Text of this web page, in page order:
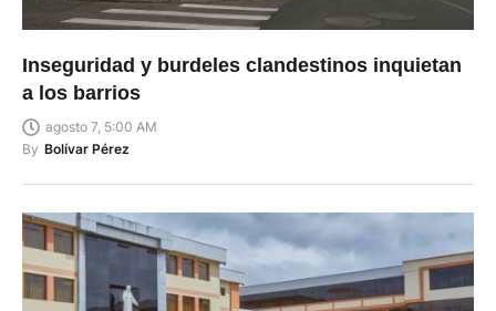
Inseguridad y burdeles clandestinos inquietan
a los barrios
agosto 7, 5:00 AM
By Bolívar Pérez